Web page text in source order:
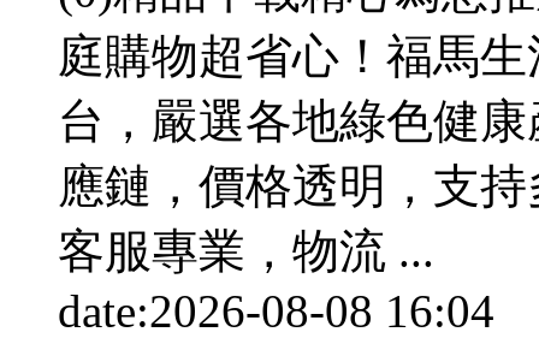
庭購物超省心！福馬
台，嚴選各地綠色健
應鏈，價格透明，支
客服專業，物流 ...
date:2026-08-08 16:04